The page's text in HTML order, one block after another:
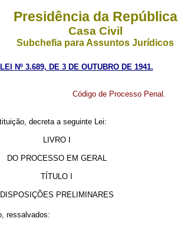
Presidência da República
Casa Civil
Subchefia para Assuntos Jurídicos
Nº 3.689, DE 3 DE OUTUBRO DE 1941.
Código de Processo Penal.
decreta a seguinte Lei:
LIVRO I
DO PROCESSO EM GERAL
TÍTULO I
DISPOSIÇÕES PRELIMINARES
ressalvados: